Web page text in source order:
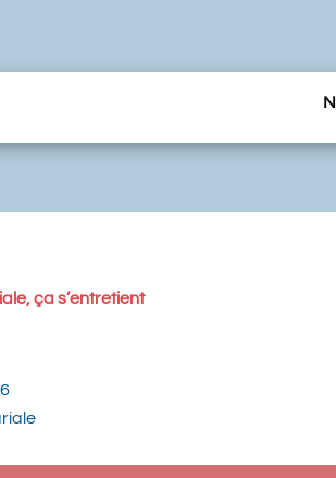
ça s’entretient